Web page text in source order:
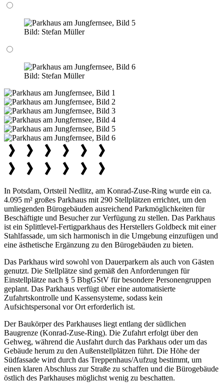
Bild: Stefan Müller
Bild: Stefan Müller
In Potsdam, Ortsteil Nedlitz, am Konrad-Zuse-Ring wurde ein ca.
4.095 m² großes Parkhaus mit 290 Stellplätzen errichtet, um den
umliegenden Bürogebäuden ausreichend Parkmöglichkeiten für
Beschäftigte und Besucher zur Verfügung zu stellen. Das Parkhaus
ist ein Splittlevel-Fertigparkhaus des Herstellers Goldbeck mit einer
Stahlfassade, um sich harmonisch in die Umgebung einzufügen und
eine ästhetische Ergänzung zu den Bürogebäuden zu bieten.
Das Parkhaus wird sowohl von Dauerparkern als auch von Gästen
genutzt. Die Stellplätze sind gemäß den Anforderungen für
Einstellplätze nach § 5 BbgGStV für besondere Personengruppen
geplant. Das Parkhaus verfügt über eine automatisierte
Zufahrtskontrolle und Kassensysteme, sodass kein
Aufsichtspersonal vor Ort erforderlich ist.
Der Baukörper des Parkhauses liegt entlang der südlichen
Baugrenze (Konrad-Zuse-Ring). Die Zufahrt erfolgt über den
Gehweg, während die Ausfahrt durch das Parkhaus oder um das
Gebäude herum zu den Außenstellplätzen führt. Die Höhe der
Südfassade wird durch das Treppenhaus/Aufzug bestimmt, um
einen klaren Abschluss zur Straße zu schaffen und die Bürogebäude
östlich des Parkhauses möglichst wenig zu beschatten.